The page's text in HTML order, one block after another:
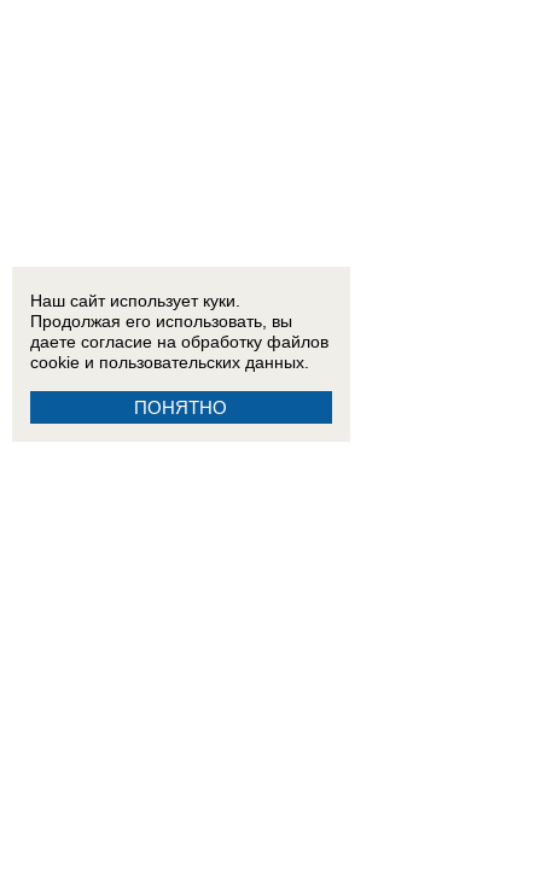
Наш сайт использует куки.
Продолжая его использовать, вы
даете согласие на обработку файлов
cookie и пользовательских данных.
ПОНЯТНО